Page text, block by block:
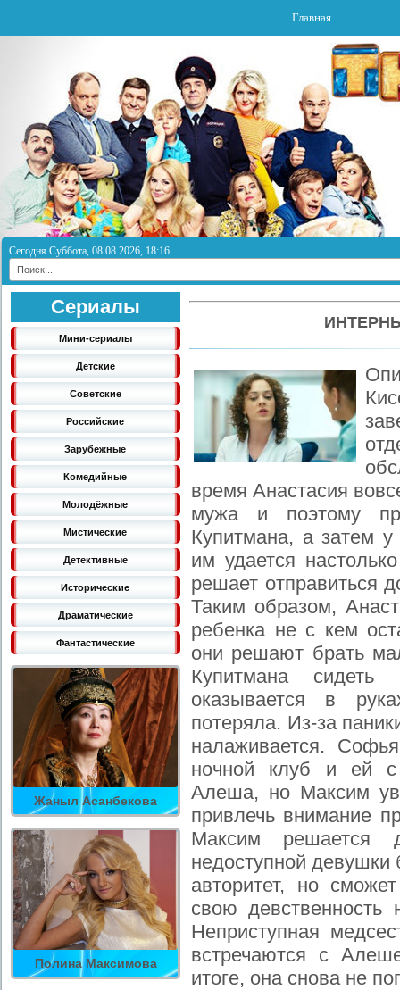
Главная
Сегодня Суббота, 08.08.2026, 18:16
Сериалы
Мини-сериалы
Детские
Советские
Российские
Зарубежные
Комедийные
Молодёжные
Мистические
Детективные
Исторические
Драматические
Фантастические
Жаныл Асанбекова
Полина Максимова
время Анастасия
мужа и поэтому
Купитмана, а затем
им удается
решает отправиться
Таким образом,
ребенка не с кем
они решают брать
Купитмана
оказывается в
потеряла. Из-за
налаживается.
ночной клуб и ей с
Алеша, но Максим
привлечь внимание
Максим решается
недоступной девушки
авторитет, но
свою девственность
Неприступная
встречаются с
итоге, она снова не